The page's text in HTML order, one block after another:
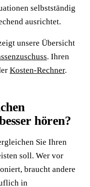
selbstständig
ausrichtet.
unsere Übersicht
. Ihren
Kosten-Rechner.
hören?
Sie Ihren
soll. Wer vor
braucht andere
in